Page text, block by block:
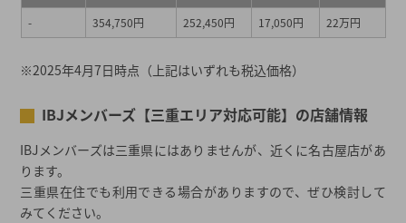
-
354,750円 252,450円 17,050円 22万円
※2025年4月7日時点（上記はいずれも税込価格）
IBJメンバーズ【三重エリア対応可能】の店舗情報
IBJメンバーズは三重県にはありませんが、近くに名古屋店があ
ります。
三重県在住でも利用できる場合がありますので、ぜひ検討して
みてください。